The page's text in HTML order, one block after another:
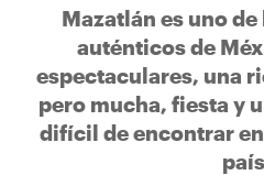
Mazatlán es uno
auténticos de
espectaculares, una
pero mucha, fiesta y
difícil de encontrar